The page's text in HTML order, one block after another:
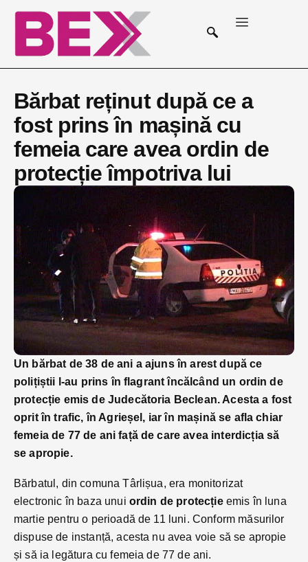
Bărbat reținut după ce a
fost prins în mașină cu
femeia care avea ordin de
protecție împotriva lui
Un bărbat de 38 de ani a ajuns în arest după ce
polițiștii l-au prins în flagrant încălcând un ordin de
protecție emis de Judecătoria Beclean. Acesta a fost
oprit în trafic, în Agrieșel, iar în mașină se afla chiar
femeia de 77 de ani față de care avea interdicția să
se apropie.
Bărbatul, din comuna Târlișua, era monitorizat
electronic în baza unui ordin de protecție emis în luna
martie pentru o perioadă de 11 luni. Conform măsurilor
dispuse de instanță, acesta nu avea voie să se apropie
și să ia legătura cu femeia de 77 de ani.